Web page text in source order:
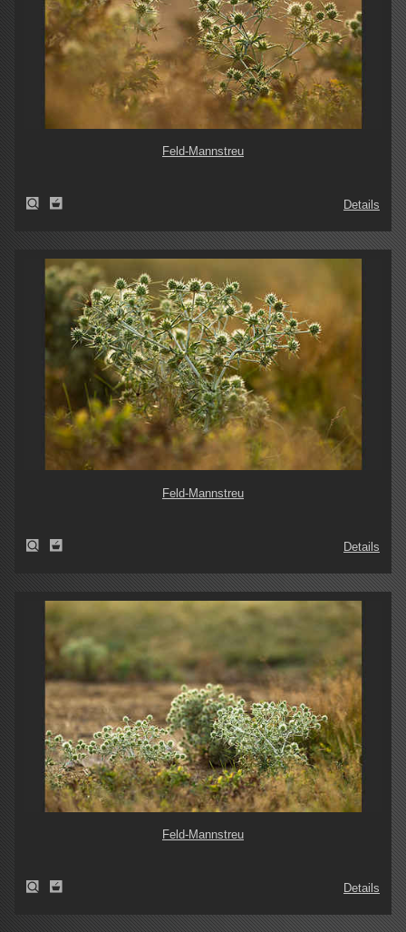
Feld-Mannstreu
Details
Feld-Mannstreu
Details
Feld-Mannstreu
Details